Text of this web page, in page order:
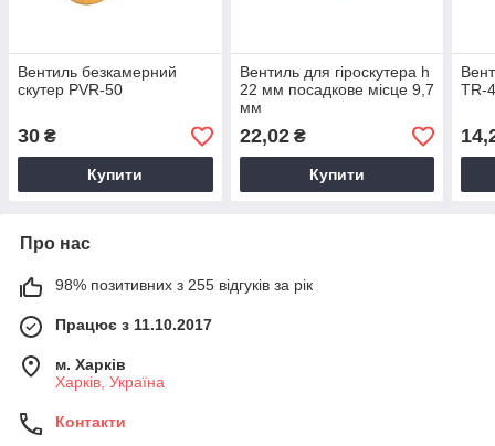
Вентиль безкамерний
скутер PVR-50
30 ₴
Купити
Вентиль для гіроскутера h
22 мм посадкове місце 9,7
мм
22,02₴
Купити
TR-
Про нас
98% позитивних з 255 відгуків за рік
Працює з 11.10.2017
м. Харків
Харків, Україна
Контакти